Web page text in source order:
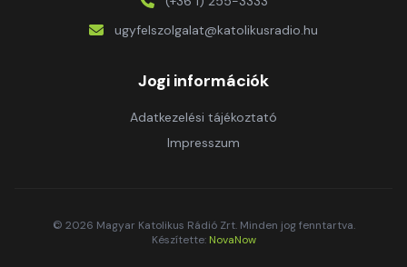
ugyfelszolgalat@katolikusradio.hu
Jogi információk
Adatkezelési tájékoztató
Impresszum
© 2026 Magyar Katolikus Rádió Zrt. Minden jog fenntartva.
Készítette: NovaNow